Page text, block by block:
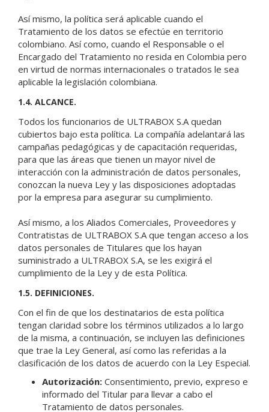
Así mismo, la política será aplicable cuando el
Tratamiento de los datos se efectúe en territorio
colombiano. Así como, cuando el Responsable o el
Encargado del Tratamiento no resida en Colombia pero
en virtud de normas internacionales o tratados le sea
aplicable la legislación colombiana.
1.4. ALCANCE.
Todos los funcionarios de ULTRABOX S.A quedan
cubiertos bajo esta política. La compañía adelantará las
campañas pedagógicas y de capacitación requeridas,
para que las áreas que tienen un mayor nivel de
interacción con la administración de datos personales,
conozcan la nueva Ley y las disposiciones adoptadas
por la empresa para asegurar su cumplimiento.
Así mismo, a los Aliados Comerciales, Proveedores y
Contratistas de ULTRABOX S.A que tengan acceso a los
datos personales de Titulares que los hayan
suministrado a ULTRABOX S.A, se les exigirá el
cumplimiento de la Ley y de esta Política.
1.5. DEFINICIONES.
Con el fin de que los destinatarios de esta política
tengan claridad sobre los términos utilizados a lo largo
de la misma, a continuación, se incluyen las definiciones
que trae la Ley General, así como las referidas a la
clasificación de los datos de acuerdo con la Ley Especial.
Autorización: Consentimiento, previo, expreso e
informado del Titular para llevar a cabo el
Tratamiento de datos personales.